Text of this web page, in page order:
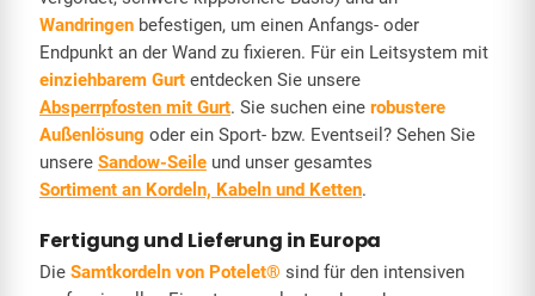
Wandringen befestigen, um einen Anfangs- oder
Endpunkt an der Wand zu fixieren. Für ein Leitsystem mit
einziehbarem Gurt entdecken Sie unsere
Absperrpfosten mit Gurt. Sie suchen eine robustere
Außenlösung oder ein Sport- bzw. Eventseil? Sehen Sie
unsere Sandow-Seile und unser gesamtes
Sortiment an Kordeln, Kabeln und Ketten.
Fertigung und Lieferung in Europa
Die Samtkordeln von Potelet® sind für den intensiven